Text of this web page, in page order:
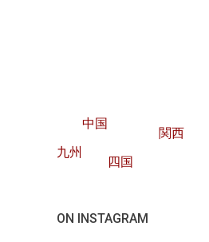
中国
関西
九州
四国
ON INSTAGRAM